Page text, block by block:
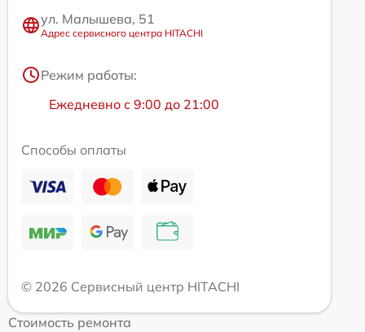
ул. Малышева, 51
Адрес сервисного центра HITACHI
Режим работы:
Ежедневно с 9:00 до 21:00
Способы оплаты
© 2026 Сервисный центр HITACHI
Стоимость ремонта